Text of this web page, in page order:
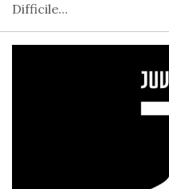
Difficile...